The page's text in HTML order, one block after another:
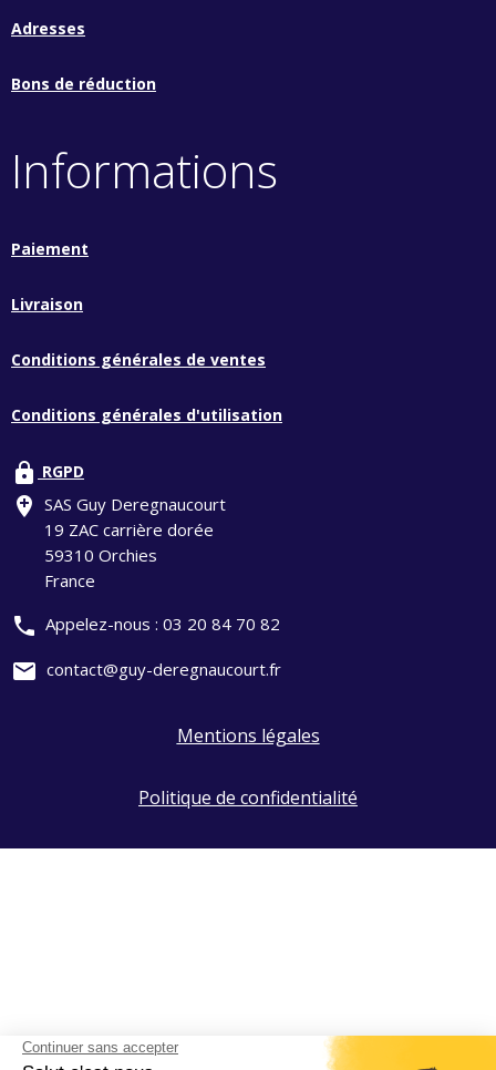
Adresses
Bons de réduction
Informations
Paiement
Livraison
Conditions générales de ventes
Conditions générales d'utilisation
lock RGPD
add_location SAS Guy Deregnaucourt
19 ZAC carrière dorée
59310 Orchies
France
phone Appelez-nous : 03 20 84 70 82
mail contact@guy-deregnaucourt.fr
Mentions légales
Politique de confidentialité